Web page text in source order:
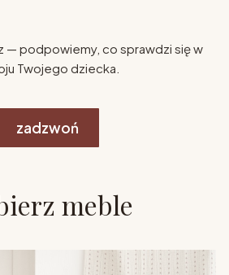
— podpowiemy, co sprawdzi się w
Twojego dziecka.
zadzwoń
meble